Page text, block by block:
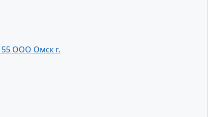
ООО Омск г.